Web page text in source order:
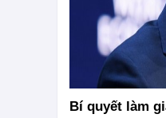
Bí quyết làm